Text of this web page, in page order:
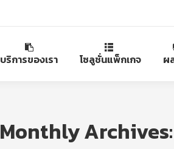
บริการของเรา โซลูชั่นแพ็กเกจ ผ
Monthly Archives: